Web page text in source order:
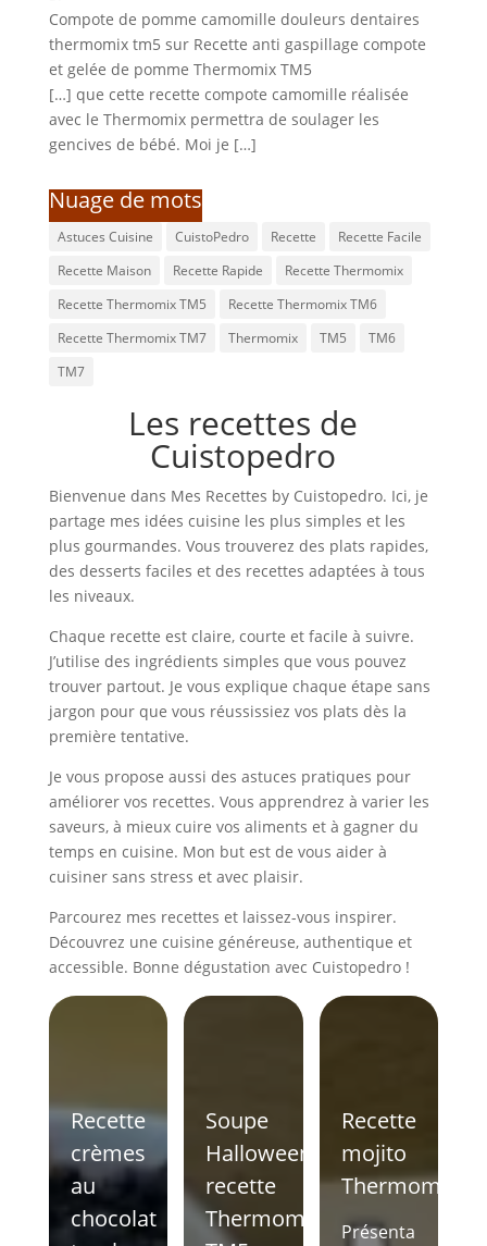
Compote de pomme camomille douleurs dentaires
thermomix tm5 sur Recette anti gaspillage compote
et gelée de pomme Thermomix TM5
[…] que cette recette compote camomille réalisée
avec le Thermomix permettra de soulager les
gencives de bébé. Moi je […]
Nuage de mots
Astuces Cuisine CuistoPedro Recette
Recette Facile
Recette Maison
Recette Rapide
Recette Thermomix
Recette Thermomix TM5
Recette Thermomix TM6
Recette Thermomix TM7
Thermomix TM5
TM6
TM7
Les recettes de
Cuistopedro
Bienvenue dans Mes Recettes by Cuistopedro. Ici, je
partage mes idées cuisine les plus simples et les
plus gourmandes. Vous trouverez des plats rapides,
des desserts faciles et des recettes adaptées à tous
les niveaux.
Chaque recette est claire, courte et facile à suivre.
J’utilise des ingrédients simples que vous pouvez
trouver partout. Je vous explique chaque étape sans
jargon pour que vous réussissiez vos plats dès la
première tentative.
Je vous propose aussi des astuces pratiques pour
améliorer vos recettes. Vous apprendrez à varier les
saveurs, à mieux cuire vos aliments et à gagner du
temps en cuisine. Mon but est de vous aider à
cuisiner sans stress et avec plaisir.
Parcourez mes recettes et laissez-vous inspirer.
Découvrez une cuisine généreuse, authentique et
accessible. Bonne dégustation avec Cuistopedro !
Recette
crèmes
au
chocolat
Soupe
Halloween
recette
Thermomix
Recette
mojito
Thermomix
Présenta